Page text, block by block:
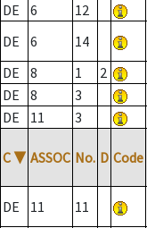
DE
6 12
DE
6 14
DE
8 1 2
DE
8 3
DE
11 3
C ▼ ASSOC No. D Code
DE 11 11